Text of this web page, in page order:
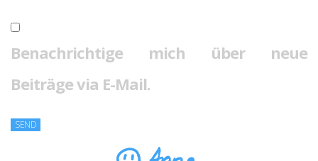
Benachrichtige mich über neue
Beiträge via E-Mail.